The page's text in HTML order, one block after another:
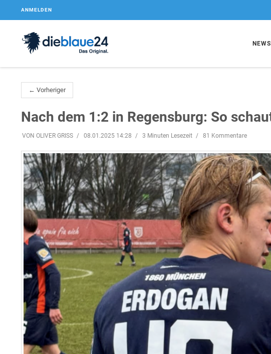
ANMELDEN
NEWS
← Vorheriger
Nach dem 1:2 in Regensburg: So
VON OLIVER GRISS 08.01.2025 14:28 3 Minuten Lesezeit 81 Kommentare